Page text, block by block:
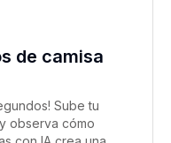
de camisa
Sube tu
observa cómo